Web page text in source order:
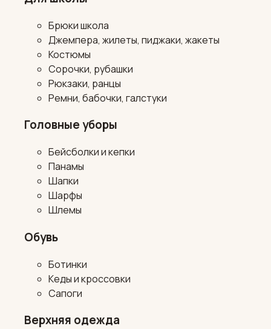
Брюки школа
Джемпера, жилеты, пиджаки, жакеты
Костюмы
Сорочки, рубашки
Рюкзаки, ранцы
Ремни, бабочки, галстуки
Головные уборы
Бейсболки и кепки
Панамы
Шапки
Шарфы
Шлемы
Обувь
Ботинки
Кеды и кроссовки
Сапоги
Верхняя одежда